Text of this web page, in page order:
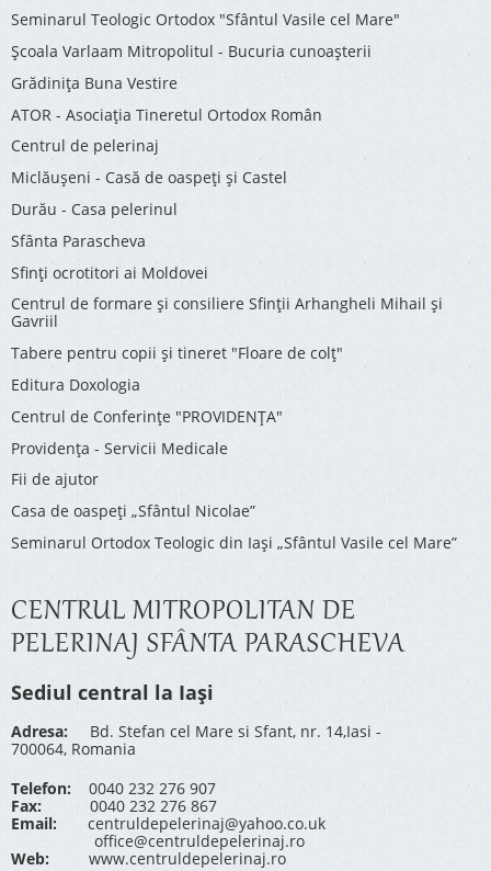
Seminarul Teologic Ortodox "Sfântul Vasile cel Mare"
Şcoala Varlaam Mitropolitul - Bucuria cunoaşterii
Grădinița Buna Vestire
ATOR - Asociaţia Tineretul Ortodox Român
Centrul de pelerinaj
Miclăușeni - Casă de oaspeţi şi Castel
Durău - Casa pelerinul
Sfânta Parascheva
Sfinți ocrotitori ai Moldovei
Centrul de formare și consiliere Sfinții Arhangheli Mihail și
Gavriil
Tabere pentru copii şi tineret "Floare de colţ"
Editura Doxologia
Centrul de Conferinţe "PROVIDENŢA"
Providenţa - Servicii Medicale
Fii de ajutor
Casa de oaspeți „Sfântul Nicolae”
Seminarul Ortodox Teologic din Iași „Sfântul Vasile cel Mare”
CENTRUL MITROPOLITAN DE
PELERINAJ SFÂNTA PARASCHEVA
Sediul central la Iași
Adresa: Bd. Stefan cel Mare si Sfant, nr. 14,Iasi -
700064, Romania
Telefon: 0040 232 276 907
Fax: 0040 232 276 867
Email:
centruldepelerinaj@yahoo.co.uk
office@centruldepelerinaj.ro
Web:
www.centruldepelerinaj.ro